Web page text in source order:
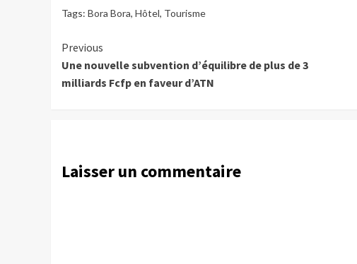
Tags: Bora Bora, Hôtel, Tourisme
Continue
Reading
Previous
Une nouvelle subvention d’équilibre de plus de 3
milliards Fcfp en faveur d’ATN
Laisser un commentaire